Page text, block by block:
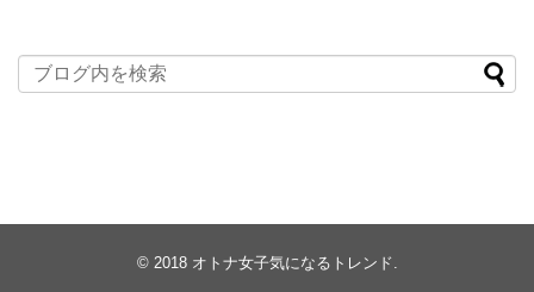
© 2018 オトナ女子気になるトレンド.